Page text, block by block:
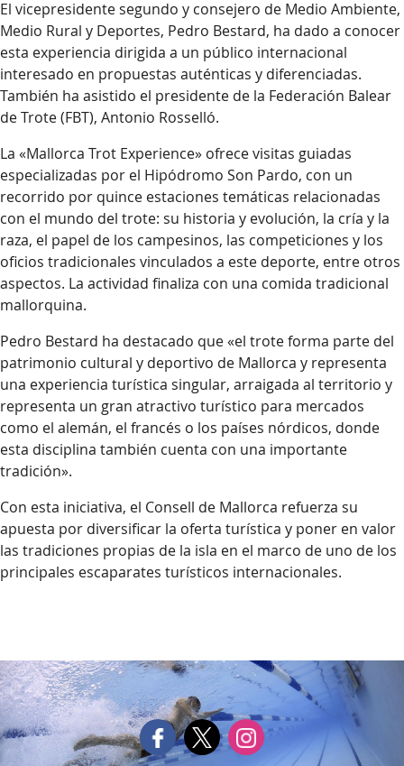
El vicepresidente segundo y consejero de Medio Ambiente,
Medio Rural y Deportes, Pedro Bestard, ha dado a conocer
esta experiencia dirigida a un público internacional
interesado en propuestas auténticas y diferenciadas.
También ha asistido el presidente de la Federación Balear
de Trote (FBT), Antonio Rosselló.
La «Mallorca Trot Experience» ofrece visitas guiadas
especializadas por el Hipódromo Son Pardo, con un
recorrido por quince estaciones temáticas relacionadas
con el mundo del trote: su historia y evolución, la cría y la
raza, el papel de los campesinos, las competiciones y los
oficios tradicionales vinculados a este deporte, entre otros
aspectos. La actividad finaliza con una comida tradicional
mallorquina.
Pedro Bestard ha destacado que «el trote forma parte del
patrimonio cultural y deportivo de Mallorca y representa
una experiencia turística singular, arraigada al territorio y
representa un gran atractivo turístico para mercados
como el alemán, el francés o los países nórdicos, donde
esta disciplina también cuenta con una importante
tradición».
Con esta iniciativa, el Consell de Mallorca refuerza su
apuesta por diversificar la oferta turística y poner en valor
las tradiciones propias de la isla en el marco de uno de los
principales escaparates turísticos internacionales.